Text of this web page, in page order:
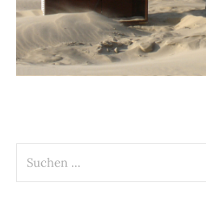
nach: